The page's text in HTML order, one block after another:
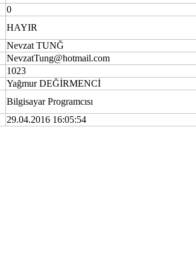
0
HAYIR
Nevzat TUNĞ
NevzatTung@hotmail.com
1023
Yağmur DEĞİRMENCİ
Bilgisayar Programcısı
29.04.2016 16:05:54